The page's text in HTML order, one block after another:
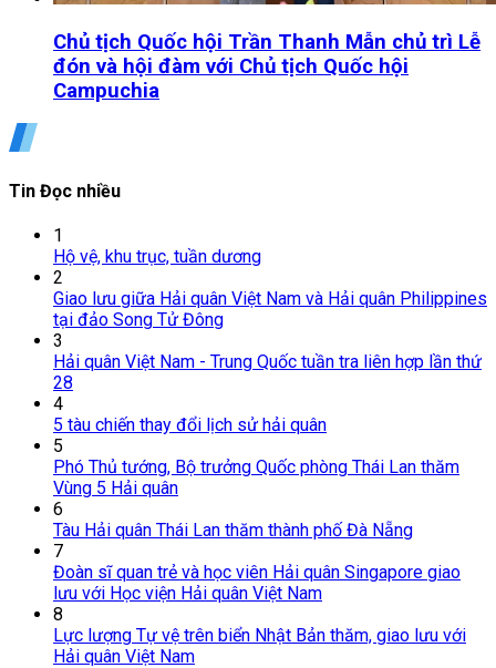
Chủ tịch Quốc hội Trần Thanh Mẫn chủ trì Lễ
đón và hội đàm với Chủ tịch Quốc hội
Campuchia
Tin Đọc nhiều
1
Hộ vệ, khu trục, tuần dương
2
Giao lưu giữa Hải quân Việt Nam và Hải quân Philippines
tại đảo Song Tử Đông
3
Hải quân Việt Nam - Trung Quốc tuần tra liên hợp lần thứ
28
4
5 tàu chiến thay đổi lịch sử hải quân
5
Phó Thủ tướng, Bộ trưởng Quốc phòng Thái Lan thăm
Vùng 5 Hải quân
6
Tàu Hải quân Thái Lan thăm thành phố Đà Nẵng
7
Đoàn sĩ quan trẻ và học viên Hải quân Singapore giao
lưu với Học viện Hải quân Việt Nam
8
Lực lượng Tự vệ trên biển Nhật Bản thăm, giao lưu với
Hải quân Việt Nam